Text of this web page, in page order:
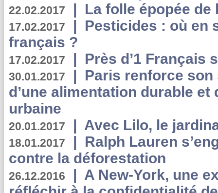
22.02.2017 | La folle épopée de
17.02.2017 | Pesticides : où en
français ?
17.02.2017 | Près d’1 Français
30.01.2017 | Paris renforce
d’une alimentation durable et
urbaine
20.01.2017 | Avec Lilo, le
18.01.2017 | Ralph Lauren
contre la déforestation
26.12.2016 | A New-York, une